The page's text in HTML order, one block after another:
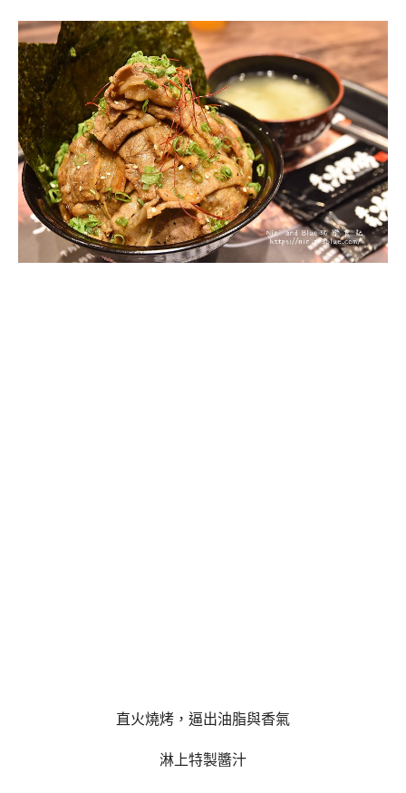
直火燒烤，逼出油脂與香氣
淋上特製醬汁